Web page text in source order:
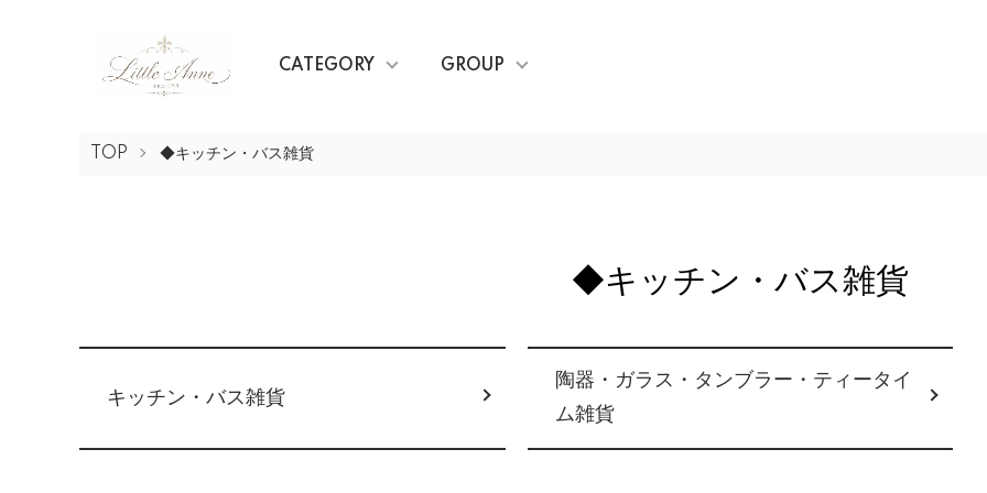
CATEGORY GROUP
TOP ◆キッチン・バス雑貨
◆キッチン・バス雑貨
キッチン・バス雑貨
陶器・ガラス・タンブラー・ティータイ
ム雑貨